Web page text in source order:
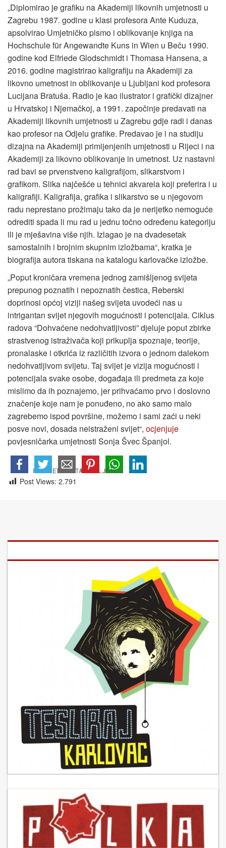
„Diplomirao je grafiku na Akademiji likovnih umjetnosti u
Zagrebu 1987. godine u klasi profesora Ante Kuduza,
apsolvirao Umjetničko pismo i oblikovanje knjiga na
Hochschule für Angewandte Kuns in Wien u Beču 1990.
godine kod Elfriede Glodschmidt i Thomasa Hansena, a
2016. godine magistrirao kaligrafiju na Akademiji za
likovno umetnost in oblikovanje u Ljubljani kod profesora
Lucijana Bratuša. Radio je kao ilustrator i grafički dizajner
u Hrvatskoj i Njemačkoj, a 1991. započinje predavati na
Akademiji likovnih umjetnosti u Zagrebu gdje radi i danas
kao profesor na Odjelu grafike. Predavao je i na studiju
dizajna na Akademiji primijenjenih umjetnosti u Rijeci i na
Akademiji za likovno oblikovanje in umetnost. Uz nastavni
rad bavi se prvenstveno kaligrafijom, slikarstvom i
grafikom. Slika najčešće u tehnici akvarela koji preferira i u
kaligrafiji. Kaligrafija, grafika i slikarstvo se u njegovom
radu neprestano prožimaju tako da je nerijetko nemoguće
odrediti spada li mu rad u jednu točno određenu kategoriju
ili je mješavina više njih. Izlagao je na dvadesetak
samostalnih i brojnim skupnim izložbama“, kratka je
biografija autora tiskana na katalogu karlovačke izložbe.
„Poput kroničara vremena jednog zamišljenog svijeta
prepunog poznatih i nepoznatih čestica, Reberski
doprinosi općoj viziji našeg svijeta uvodeći nas u
intrigantan svijet njegovih mogućnosti i potencijala. Ciklus
radova “Dohvaćene nedohvatljivosti” djeluje poput zbirke
strastvenog istraživača koji prikuplja spoznaje, teorije,
pronalaske i otkrića iz različitih izvora o jednom dalekom
nedohvatljivom svijetu. Taj svijet je vizija mogućnosti i
potencijala svake osobe, događaja ili predmeta za koje
mislimo da ih poznajemo, jer prihvaćamo prvo i doslovno
značenje koje nam je ponuđeno, no ako samo malo
zagrebemo ispod površine, možemo i sami zaći u neki
posve novi, dosada neistraženi svijet“, ocjenjuje
povjesničarka umjetnosti Sonja Švec Španjol.
Post Views: 2.791